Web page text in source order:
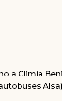
a Climia